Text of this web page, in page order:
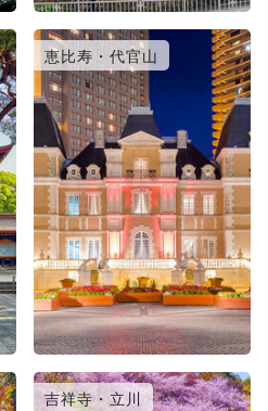
恵比寿・代官山
吉祥寺・立川